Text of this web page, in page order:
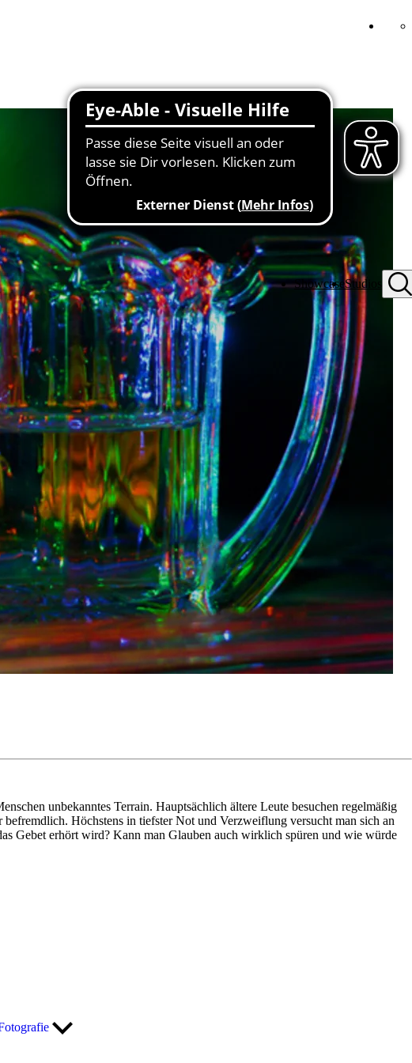
ShowcaseStudios
unbekanntes Terrain. Hauptsächlich ältere Leute besuchen regelmäßig
Höchstens in tiefster Not und Verzweiflung versucht man sich an
Gebet erhört wird? Kann man Glauben auch wirklich spüren und wie würde